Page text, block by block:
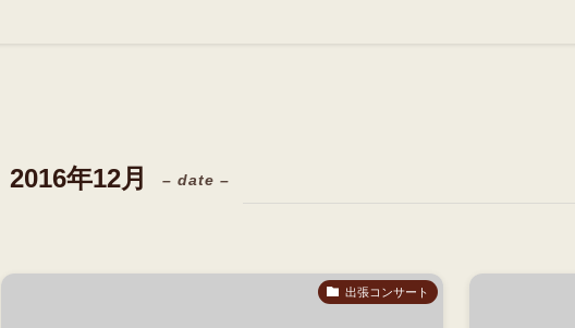
2016年12月 – date –
出張コンサート